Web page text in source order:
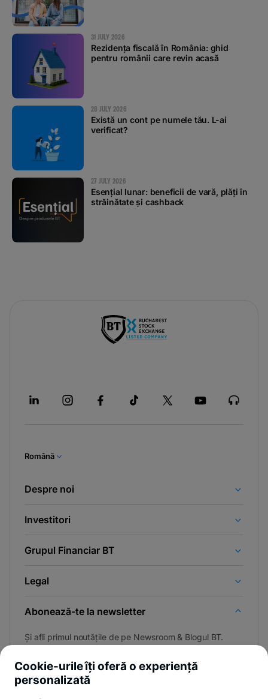
31 JULY 2026
Rezidența fiscală în România: ghid
pentru românii care revin acasă
28 JULY 2026
Există un cont pe numele tău. L-ai
verificat?
27 JULY 2026
Esențial lunar: beneficii de vară, plăți în
străinătate și cashback
Română
Despre noi
Investitori
Grupul Financiar BT
Legal
Abonează-te la newsletter
Și afli primul noutățile de pe Newsroom & Blogul BT.
Cookie-urile îți oferă o experiență
personalizată